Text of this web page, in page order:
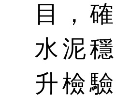
目，
水泥
升檢